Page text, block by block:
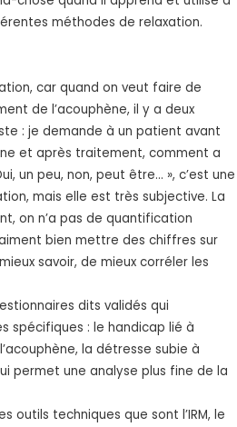
méthodes de relaxation.
car quand on veut faire de
de l’acouphène, il y a deux
: je demande à un patient avant
et après traitement, comment a
un peu, non, peut être... », c’est une
mais elle est très subjective. La
on n’a pas de quantification
bien mettre des chiffres sur
savoir, de mieux corréler les
dits validés qui
spécifiques : le handicap lié à
la détresse subie à
permet une analyse plus fine de la
outils techniques que sont l’IRM, le